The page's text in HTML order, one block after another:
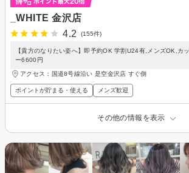
_WHITE 金沢店
4.2
(155件)
【貴方のなりたい姿へ】即予約OK 学割U24有,メンズOK,カ
ー6600円
アクセス：国道8号線沿い 是空金沢店 すぐ側
ポイントが貯まる・使える メンズ歓迎
その他の情報を表示